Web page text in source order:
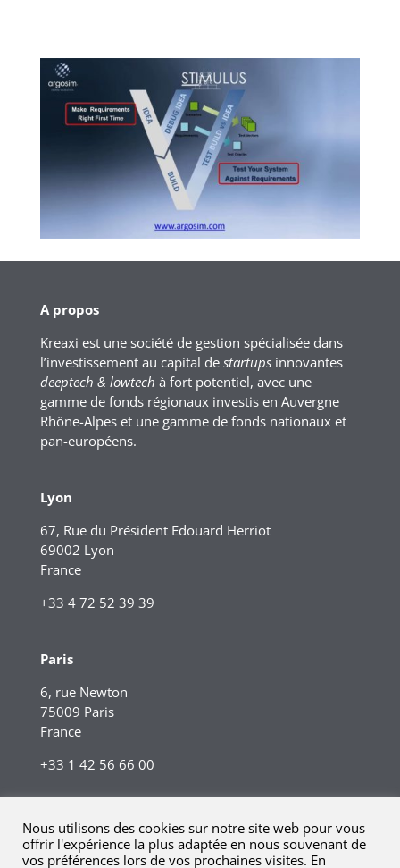
A propos
Kreaxi est une société de gestion spécialisée dans
l’investissement au capital de startupsinnovantes
deeptech & lowtech à fort potentiel, avec une
gamme de fonds régionaux investis en Auvergne
Rhône-Alpes et une gamme de fonds nationaux et
pan-européens.
Lyon
67, Rue du Président Edouard Herriot
69002 Lyon
France
+33 4 72 52 39 39
Paris
6, rue Newton
75009 Paris
France
+33 1 42 56 66 00
Nous utilisons des cookies sur notre site web pour vous
offrir l'expérience la plus adaptée en nous souvenant de
vos préférences lors de vos prochaines visites. En